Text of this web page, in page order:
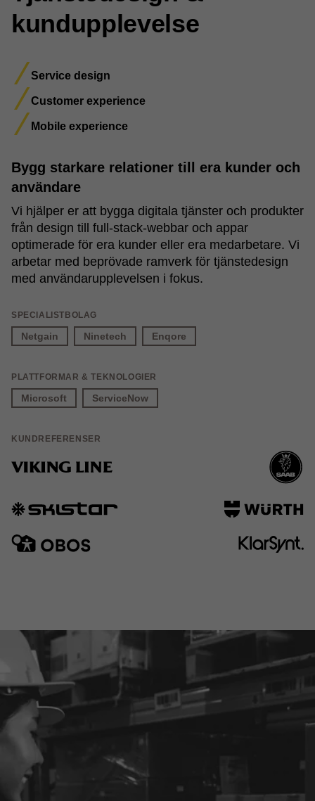
kundupplevelse
Service design
Customer experience
Mobile experience
Bygg starkare relationer till era kunder och
användare
Vi hjälper er att bygga digitala tjänster och produkter
från design till full-stack-webbar och appar
optimerade för era kunder eller era medarbetare. Vi
arbetar med beprövade ramverk för tjänstedesign
med användarupplevelsen i fokus.
SPECIALISTBOLAG
Netgain Ninetech Enqore
PLATTFORMAR & TEKNOLOGIER
Microsoft ServiceNow
KUNDREFERENSER